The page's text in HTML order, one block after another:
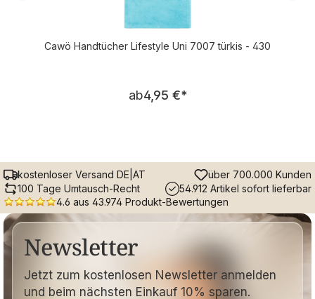
Cawö Handtücher Lifestyle Uni 7007 türkis - 430
Regulärer Preis:
ab4,95 €*
kostenloser Versand DE|AT
über 700.000 Kunden
100 Tage Umtausch-Recht
54.912 Artikel sofort lieferbar
4.6 aus 43.974 Produkt-Bewertungen
Newsletter
Jetzt zum kostenlosen Newsletter anmelden
und beim nächsten Einkauf 10% sparen.